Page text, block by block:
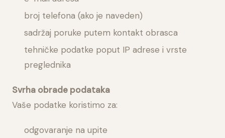
broj telefona (ako je naveden)
sadržaj poruke putem kontakt obrasca
tehničke podatke poput IP adrese i vrste
preglednika
Svrha obrade podataka
Vaše podatke koristimo za:
odgovaranje na upite